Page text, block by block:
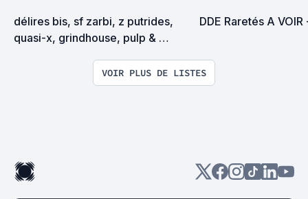
délires bis, sf zarbi, z putrides,
quasi-x, grindhouse, pulp &
DDE Raretés A
VOIR PLUS DE LISTES